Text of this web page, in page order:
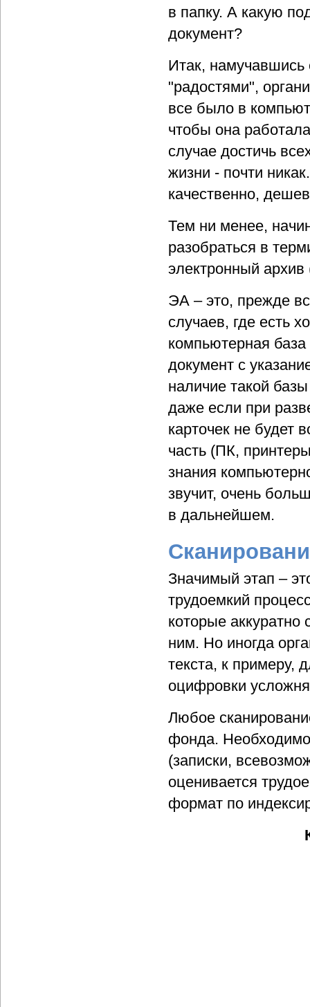
в папку. А какую
документ?
Итак,
"радостями",
все было в
чтобы она
случае достичь
жизни - почти
качественно,
Тем ни менее,
разобраться в
электронный
ЭА – это, прежде
случаев, где есть
компьютерная
документ с
наличие такой
даже если при
карточек не будет
часть (ПК,
знания
звучит, очень
в дальнейшем.
Значимый этап –
трудоемкий
которые
ним. Но иногда
текста, к примеру,
оцифровки
Любое
фонда.
(записки,
оценивается
формат по